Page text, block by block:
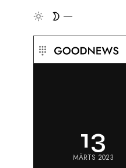
13
MÄRTS 2023